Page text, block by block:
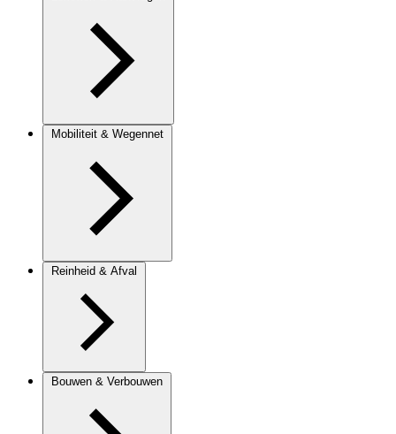
Mobiliteit & Wegennet
Reinheid & Afval
Bouwen & Verbouwen